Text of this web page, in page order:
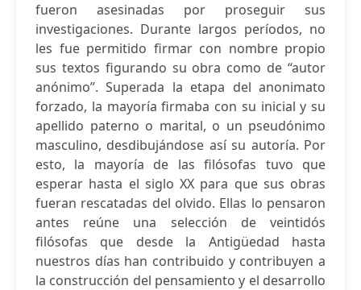
fueron asesinadas por proseguir sus
investigaciones. Durante largos períodos, no
les fue permitido firmar con nombre propio
sus textos figurando su obra como de “autor
anónimo”. Superada la etapa del anonimato
forzado, la mayoría firmaba con su inicial y su
apellido paterno o marital, o un pseudónimo
masculino, desdibujándose así su autoría. Por
esto, la mayoría de las filósofas tuvo que
esperar hasta el siglo XX para que sus obras
fueran rescatadas del olvido. Ellas lo pensaron
antes reúne una selección de veintidós
filósofas que desde la Antigüedad hasta
nuestros días han contribuido y contribuyen a
la construcción del pensamiento y el desarrollo